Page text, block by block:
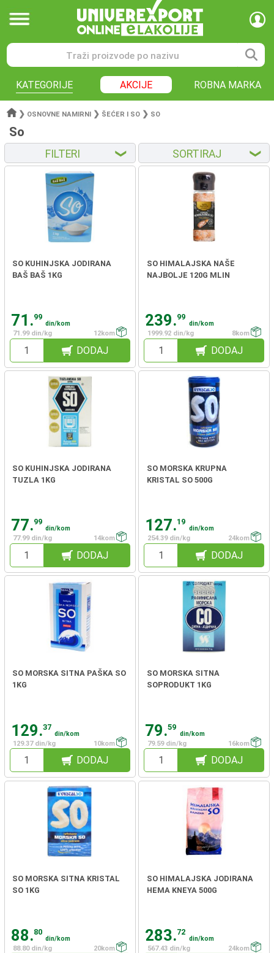
KATEGORIJE AKCIJE ROBNA MARKA
❯ OSNOVNE NAMIRNI ❯ ŠEĆER I SO ❯ SO
So
FILTERI ❮ SORTIRAJ ❮
SO KUHINJSKA JODIRANA
BAŠ BAŠ 1KG
71.99
din/kom
71.99 din/kg
12kom
DODAJ
SO HIMALAJSKA NAŠE
NAJBOLJE 120G MLIN
239.99
din/kom
1999.92 din/kg
8kom
DODAJ
SO KUHINJSKA JODIRANA
TUZLA 1KG
77.99
din/kom
77.99 din/kg
14kom
DODAJ
SO MORSKA KRUPNA
KRISTAL SO 500G
127.19
din/kom
254.39 din/kg
24kom
DODAJ
SO MORSKA SITNA PAŠKA SO
1KG
129.37
din/kom
129.37 din/kg
10kom
DODAJ
SO MORSKA SITNA
SOPRODUKT 1KG
79.59
din/kom
79.59 din/kg
16kom
DODAJ
SO MORSKA SITNA KRISTAL
SO 1KG
88.80
din/kom
88.80 din/kg
20kom
SO HIMALAJSKA JODIRANA
HEMA KNEYA 500G
283.72
din/kom
567.43 din/kg
24kom